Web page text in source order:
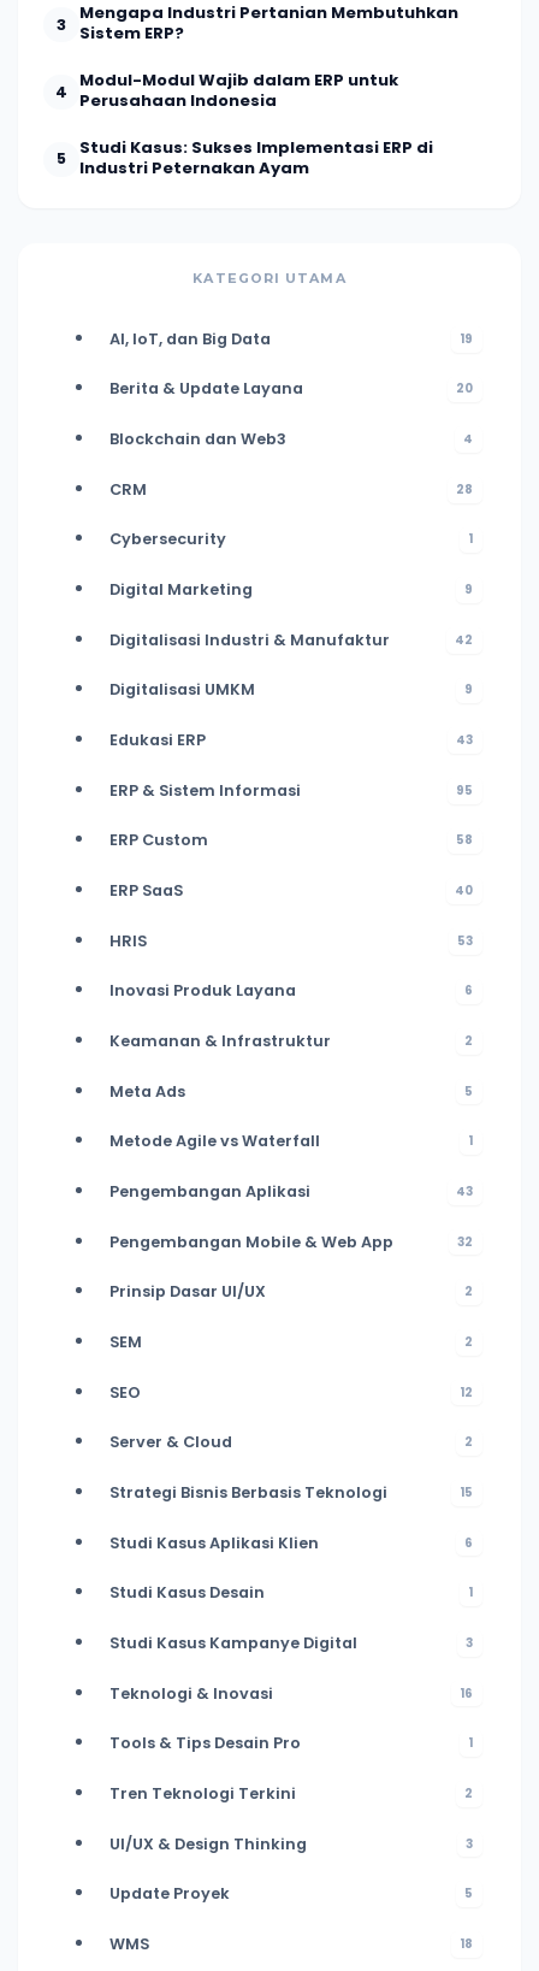
3
Mengapa Industri Pertanian Membutuhkan
Sistem ERP?
4
Modul-Modul Wajib dalam ERP untuk
Perusahaan Indonesia
5
Studi Kasus: Sukses Implementasi ERP di
Industri Peternakan Ayam
KATEGORI UTAMA
AI, IoT, dan Big Data 19
Berita & Update Layana 20
Blockchain dan Web3 4
CRM 28
Cybersecurity 1
Digital Marketing 9
Digitalisasi Industri & Manufaktur 42
Digitalisasi UMKM 9
Edukasi ERP 43
ERP & Sistem Informasi 95
ERP Custom 58
ERP SaaS 40
HRIS 53
Inovasi Produk Layana 6
Keamanan & Infrastruktur 2
Meta Ads 5
Metode Agile vs Waterfall 1
Pengembangan Aplikasi 43
Pengembangan Mobile & Web App 32
Prinsip Dasar UI/UX 2
SEM 2
SEO 12
Server & Cloud 2
Strategi Bisnis Berbasis Teknologi 15
Studi Kasus Aplikasi Klien 6
Studi Kasus Desain 1
Studi Kasus Kampanye Digital 3
Teknologi & Inovasi 16
Tools & Tips Desain Pro 1
Tren Teknologi Terkini 2
UI/UX & Design Thinking 3
Update Proyek 5
WMS 18